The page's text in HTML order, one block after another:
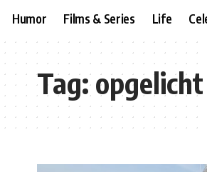
Humor Films & Series Life
Tag: